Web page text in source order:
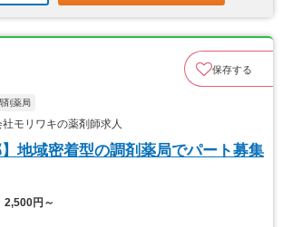
保存する
剤薬局
モリワキの薬剤師求人
】地域密着型の調剤薬局でパート募集
2,500円～